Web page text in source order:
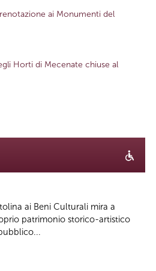
ai Monumenti del
Horti di Mecenate chiuse al
ai Beni Culturali mira a
patrimonio storico-artistico